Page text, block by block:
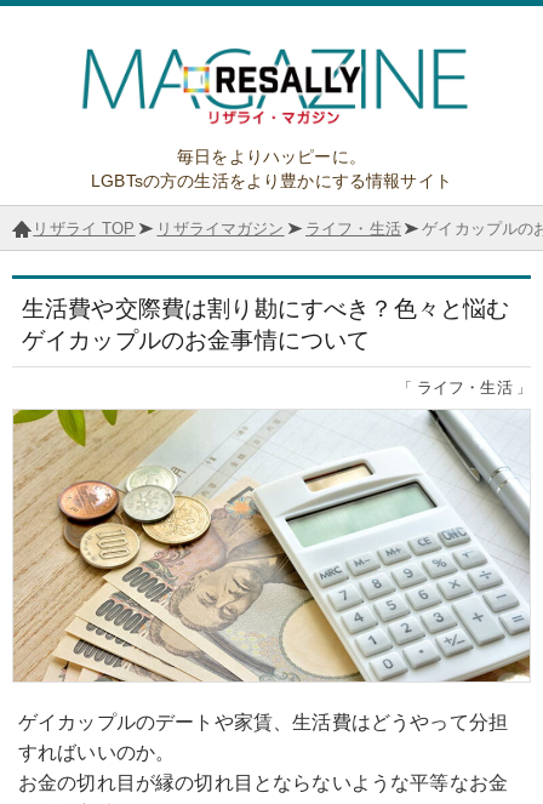
毎日をよりハッピーに。
LGBTsの方の生活をより豊かにする情報サイト
リザライ TOP リザライマガジン ライフ・生活 ゲイカップルの
生活費や交際費は割り勘にすべき？ 色々と悩む
ゲイカップルのお金事情について
ライフ・生活
ゲイカップルのデートや家賃、生活費はどうやって分担
すればいいのか。
お金の切れ目が縁の切れ目とならないような平等なお金